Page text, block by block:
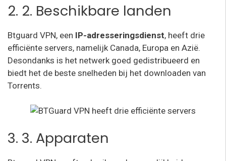
2. 2. Beschikbare landen
Btguard VPN, een IP-adresseringsdienst, heeft drie
efficiënte servers, namelijk Canada, Europa en Azië.
Desondanks is het netwerk goed gedistribueerd en
biedt het de beste snelheden bij het downloaden van
Torrents.
3. 3. Apparaten